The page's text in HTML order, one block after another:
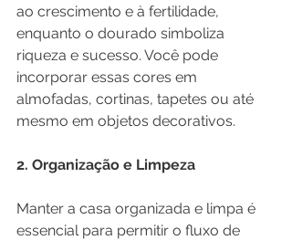
ao crescimento e à fertilidade,
enquanto o dourado simboliza
riqueza e sucesso. Você pode
incorporar essas cores em
almofadas, cortinas, tapetes ou até
mesmo em objetos decorativos.
2. Organização e Limpeza
Manter a casa organizada e limpa é
essencial para permitir o fluxo de